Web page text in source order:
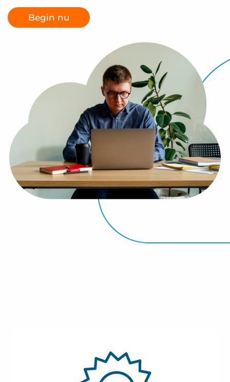
Vraag een demo aan
Begin nu